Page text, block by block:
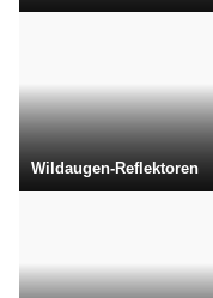
Wildaugen-Reflektoren